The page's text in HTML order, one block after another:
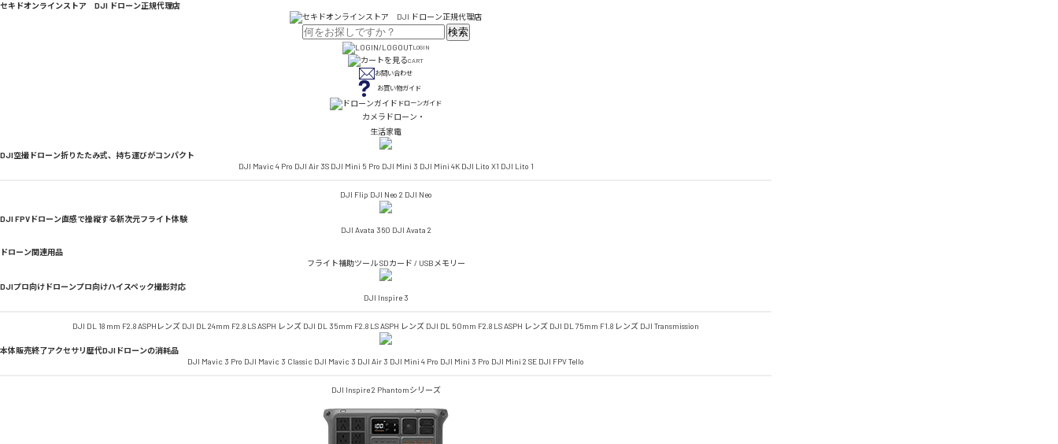
セキドオンラインストア DJI ドローン正規代理店
検索
LOGIN
CART
お問い合わせ
お買い物ガイド
ドローンガイド
カメラドローン・
生活家電
DJI空撮ドローン折りたたみ式、持ち運びがコンパクト
DJI Mavic 4 Pro DJI Air 3S DJI Mini 5 Pro DJI Mini 3 DJI Mini 4K DJI Lito X1 DJI Lito 1
DJI Flip DJI Neo 2 DJI Neo
DJI FPVドローン直感で操縦する新次元フライト体験
DJI Avata 360 DJI Avata 2
ドローン関連用品
フライト補助ツール SDカード / USBメモリー
DJIプロ向けドローンプロ向けハイスペック撮影対応
DJI Inspire 3
DJI DL 18 mm F2.8 ASPHレンズ DJI DL 24mm F2.8 LS ASPH レンズ DJI DL 35mm F2.8 LS ASPH レンズ DJI DL 50mm F2.8 LS ASPH レンズ DJI DL 75mm F1.8 レンズ DJI Transmission
本体販売終了アクセサリ歴代DJIドローンの消耗品
DJI Mavic 3 Pro DJI Mavic 3 Classic DJI Mavic 3 DJI Air 3 DJI Mini 4 Pro DJI Mini 3 Pro DJI Mini 2 SE DJI FPVTello
DJI Inspire 2 Phantomシリーズ